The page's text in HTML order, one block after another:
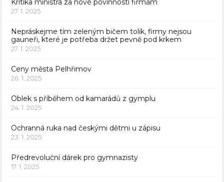
Kritika ministra za nové povinnosti firmám
27. 1. 2025
Nepráskejme tím zeleným bičem tolik, firmy nejsou
gauneři, které je potřeba držet pevně pod krkem
27. 1. 2025
Ceny města Pelhřimov
26. 1. 2025
Oblek s příběhem od kamarádů z gymplu
24. 1. 2025
Ochranná ruka nad českými dětmi u zápisu
23. 1. 2025
Předrevoluční dárek pro gymnazisty
17. 1. 2025